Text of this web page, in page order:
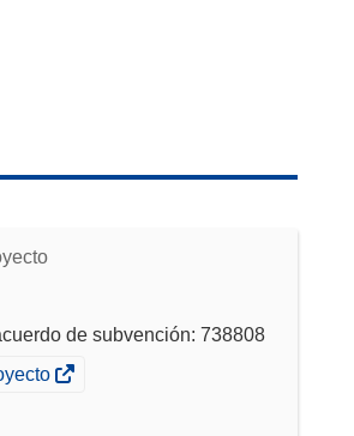
de subvención: 738808